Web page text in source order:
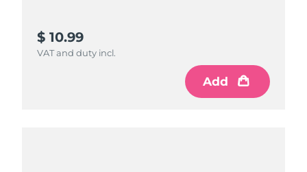
$ 10.99
VAT and duty incl.
Add